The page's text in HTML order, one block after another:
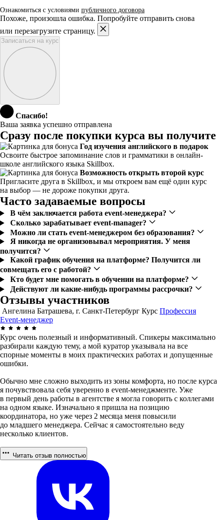
Ознакомиться с условиями публичного договора
Похоже, произошла ошибка. Попробуйте отправить снова
или перезагрузите страницу.
Записаться на курс
Спасибо!
Ваша заявка успешно отправлена
Сразу после покупки курса вы получите
Год изучения английского в подарок
Освоите быстрое запоминание слов и грамматики в онлайн-
школе английского языка Skillbox.
Возможность открыть второй курс
Пригласите друга в Skillbox, и мы откроем вам ещё один курс
на выбор — не дороже покупки друга.
Часто задаваемые вопросы
В чём заключается работа event-менеджера?
Сколько зарабатывает event-manager?
Можно ли стать event-менеджером без образования?
Я никогда не организовывал мероприятия. У меня
получится?
Какой график обучения на платформе? Получится ли
совмещать его с работой?
Кто будет мне помогать в обучении на платформе?
Действуют ли какие-нибудь программы рассрочки?
Отзывы участников
Ангелина Батрашева, г. Санкт-Петербург Курс Профессия
Event-менеджер
Курс очень полезный и информативный. Спикеры максимально
разбирали каждую тему, а мой куратор указывала на все
спорные моменты в моих практических работах и допущенные
ошибки.
Обычно мне сложно выходить из зоны комфорта, но после курса
я почувствовала себя уверенно в event-менеджменте. Уже
в первый день работы в агентстве я могла говорить с коллегами
на одном языке. Изначально я пришла на позицию
координатора, но уже через 2 месяца меня повысили
до младшего менеджера. Сейчас я самостоятельно веду
несколько клиентов.
Читать отзыв полностью